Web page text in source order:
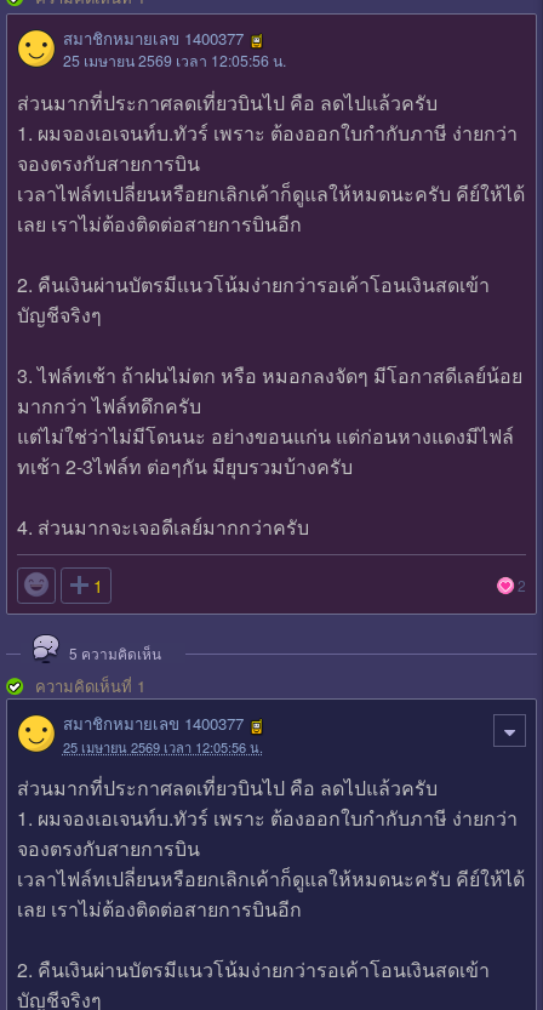
สมาชิกหมายเลข 1400377
25 เมษายน 2569 เวลา 12:05:56 น.
ส่วนมากที่ประกาศลดเที่ยวบินไป คือ ลดไปแล้วครับ
1. ผมจองเอเจนท์บ.ทัวร์ เพราะ ต้องออกใบกำกับภาษี ง่ายกว่า
จองตรงกับสายการบิน
เวลาไฟล์ทเปลี่ยนหรือยกเลิกเค้าก็ดูแลให้หมดนะครับ คีย์ให้ได้
เลย เราไม่ต้องติดต่อสายการบินอีก
2. คืนเงินผ่านบัตรมีแนวโน้มง่ายกว่ารอเค้าโอนเงินสดเข้า
บัญชีจริงๆ
3. ไฟล์ทเช้า ถ้าฝนไม่ตก หรือ หมอกลงจัดๆ มีโอกาสดีเลย์น้อย
มากกว่า ไฟล์ทดึกครับ
แต่ไม่ใช่ว่าไม่มีโดนนะ อย่างขอนแก่น แต่ก่อนหางแดงมีไฟล์
ทเช้า 2-3ไฟล์ท ต่อๆกัน มียุบรวมบ้างครับ
4. ส่วนมากจะเจอดีเลย์มากกว่าครับ
 1 2
5 ความคิดเห็น
ความคิดเห็นที่ 1
สมาชิกหมายเลข 1400377
25 เมษายน 2569 เวลา 12:05:56 น.
ส่วนมากที่ประกาศลดเที่ยวบินไป คือ ลดไปแล้วครับ
1. ผมจองเอเจนท์บ.ทัวร์ เพราะ ต้องออกใบกำกับภาษี ง่ายกว่า
จองตรงกับสายการบิน
เวลาไฟล์ทเปลี่ยนหรือยกเลิกเค้าก็ดูแลให้หมดนะครับ คีย์ให้ได้
เลย เราไม่ต้องติดต่อสายการบินอีก
2. คืนเงินผ่านบัตรมีแนวโน้มง่ายกว่ารอเค้าโอนเงินสดเข้า
บัญชีจริงๆ